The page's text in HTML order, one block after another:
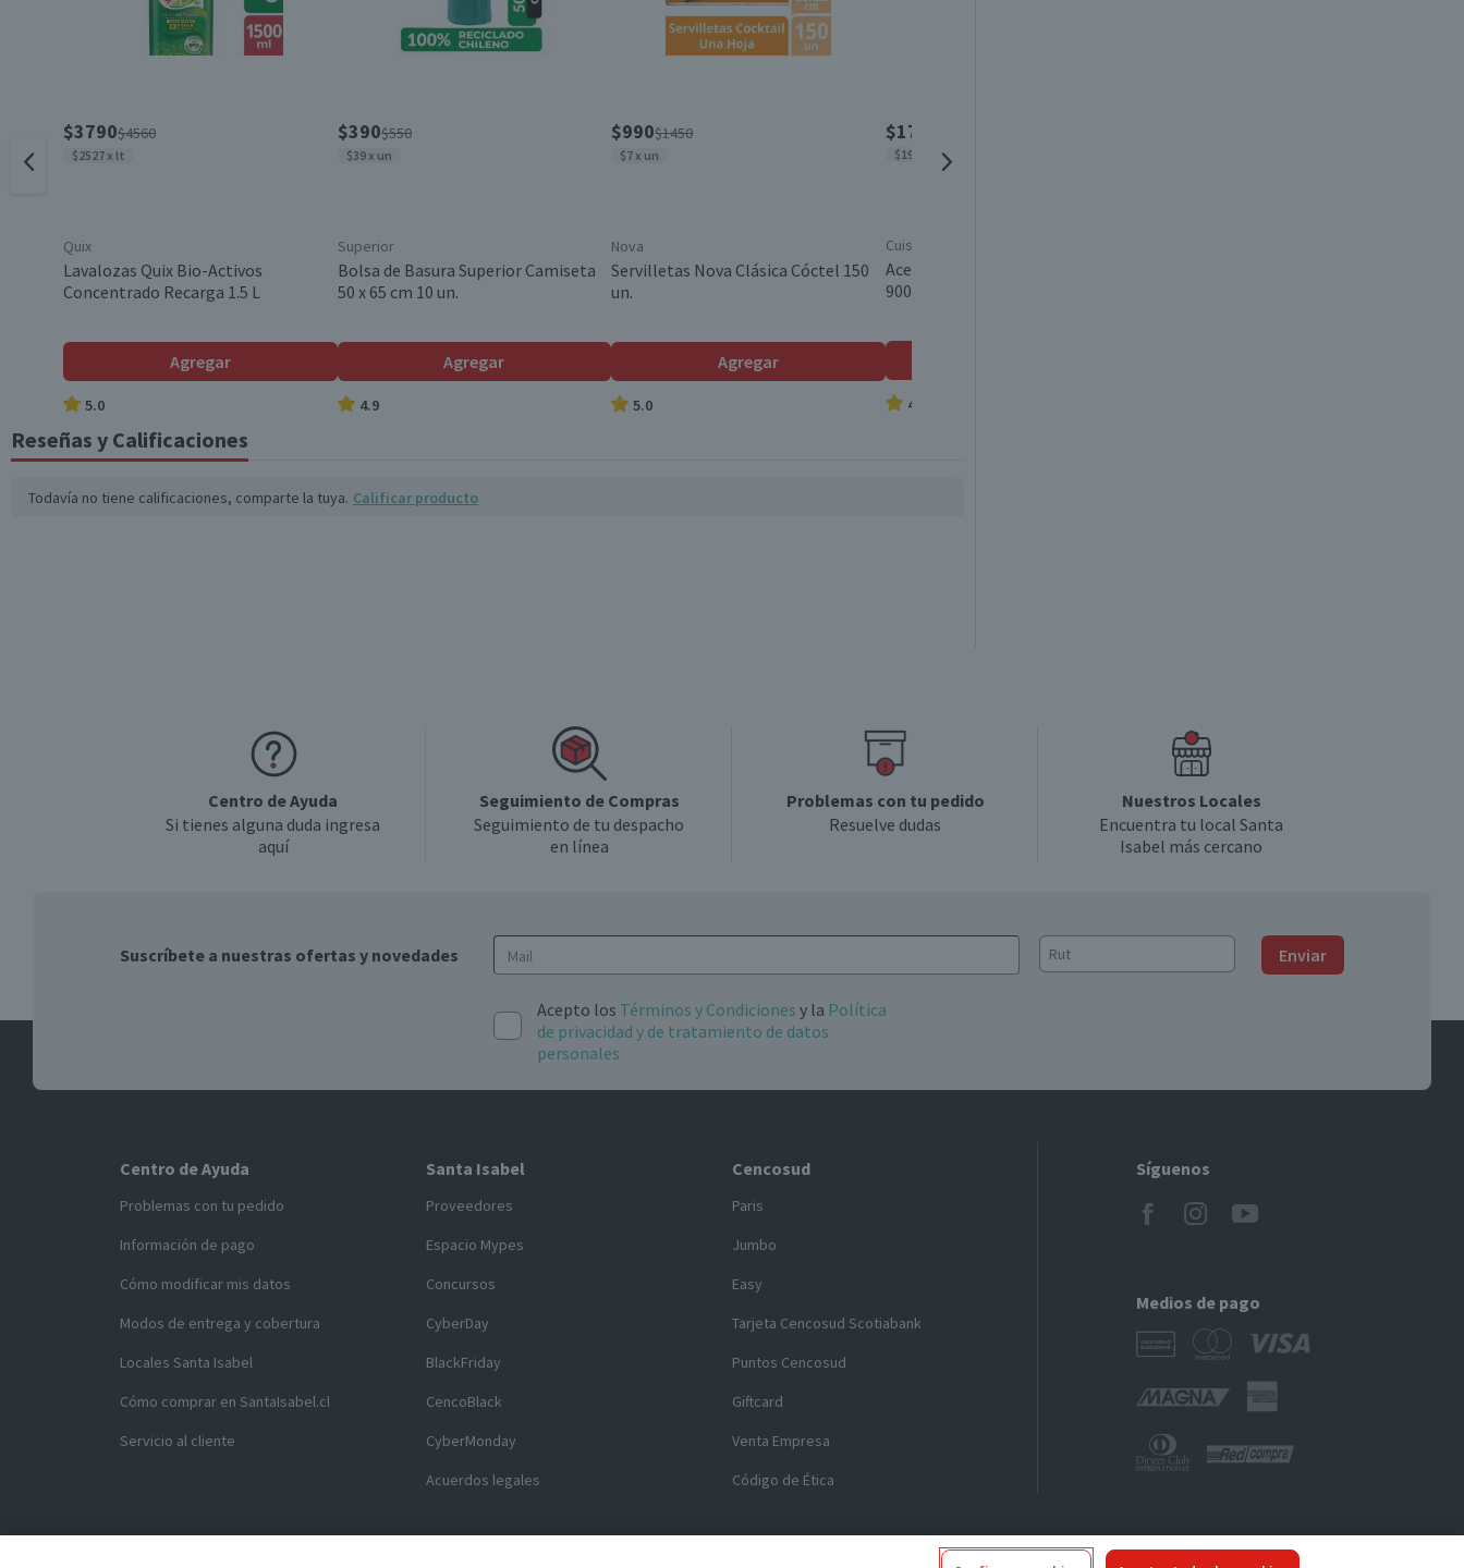
Garantía Mínima Legal Válida hasta su fecha de caducidad
$3790$4560
$2527 x lt
Quix
Lavalozas Quix Bio-Activos
Concentrado Recarga 1.5 L
Agregar
5.0
$390$550
$39 x un
Superior
Bolsa de Basura Superior Camiseta
50 x 65 cm 10 un.
Agregar
4.9
$990$1450
$7 x un
Nova
Servilletas Nova Clásica Cóctel 150
un.
Agregar
5.0
$1790
$1989 x lt
Cuisine & Co
Aceite Vegetal Libre de Colesterol
900 ml
4.8
Reseñas y Calificaciones
Todavía no tiene calificaciones, comparte la tuya. Calificar producto
Centro de Ayuda
Si tienes alguna duda ingresa
aquí
Seguimiento de Compras
Seguimiento de tu despacho
en línea
Problemas con tu pedido
Resuelve dudas
Nuestros Locales
Encuentra tu local Santa
Isabel más cercano
Suscríbete a nuestras ofertas y novedades Enviar
Acepto los Términos y Condiciones y la Política
de privacidad y de tratamiento de datos
personales
Centro de Ayuda
Problemas con tu pedido
Información de pago
Cómo modificar mis datos
Modos de entrega y cobertura
Locales Santa Isabel
Cómo comprar en SantaIsabel.cl
Servicio al cliente
Santa Isabel
Proveedores
Espacio Mypes
Concursos
CyberDay
BlackFriday
CencoBlack
CyberMonday
Acuerdos legales
Cencosud
Paris
Jumbo
Easy
Tarjeta Cencosud Scotiabank
Puntos Cencosud
Giftcard
Venta Empresa
Código de Ética
Síguenos
Medios de pago